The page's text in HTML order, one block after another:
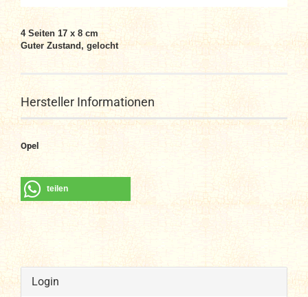
4 Seiten 17 x 8 cm
Guter Zustand, gelocht
Hersteller Informationen
Opel
teilen
Login